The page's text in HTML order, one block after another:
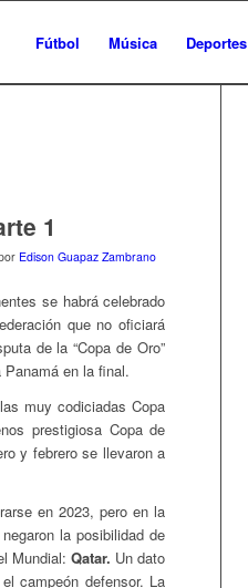
Fútbol Música Deportes
1
Edison Guapaz Zambrano
se habrá celebrado
que no oficiará
de la “Copa de Oro”
en la final.
muy codiciadas Copa
prestigiosa Copa de
y febrero se llevaron a
en 2023, pero en la
la posibilidad de
Mundial:Qatar. Un dato
campeón defensor. La